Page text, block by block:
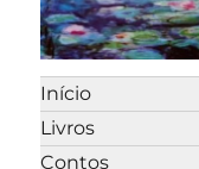
Início
Livros
Contos